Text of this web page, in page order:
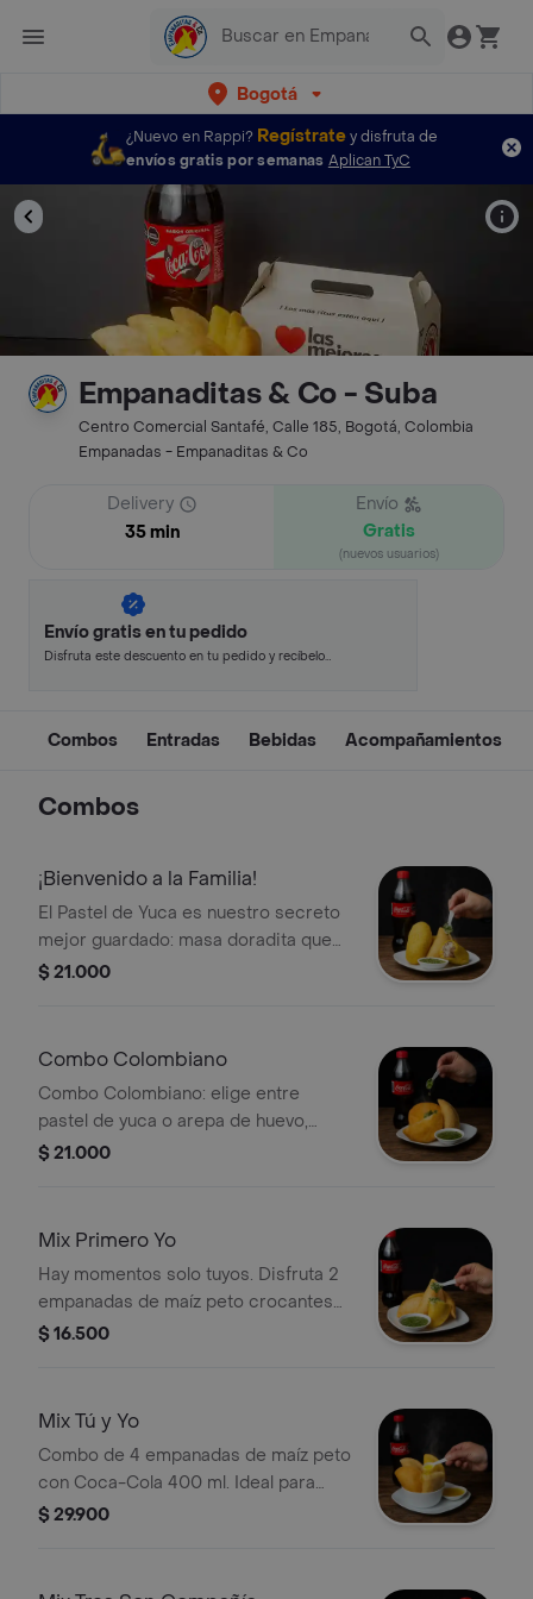
Bogotá
¿Nuevo en Rappi? Regístratey disfruta de
envíos gratis por semanas Aplican TyC
Empanaditas & Co - Suba
Centro Comercial Santafé, Calle 185, Bogotá, Colombia
Empanadas - Empanaditas & Co
Delivery
35 min
Envío
Gratis
(nuevos usuarios)
Envío gratis en tu pedido
Disfruta este descuento en tu pedido y recíbelo
Combos Entradas Bebidas Acompañamientos
Combos
¡Bienvenido a la Familia!
El Pastel de Yuca es nuestro secreto
mejor guardado: masa doradita que
cruje en cada mordisco, rellena de
elijas y una Coca-Cola bien fría para
combo: es la razón por la que vas a
volver.
$ 21.000
Combo Colombiano
Combo Colombiano: elige entre
pastel de yuca o arepa de huevo,
acompañado de una empanada y una
$ 21.000
Mix Primero Yo
Hay momentos solo tuyos. Disfruta 2
empanadas de maíz peto crocantes
con los sabores que elijas, nuestro ají
placer de no compartir.
$ 16.500
Mix Tú y Yo
Combo de 4 empanadas de maíz peto
con Coca-Cola 400 ml. Ideal para
compartir, cada uno elige dos
$ 29.900